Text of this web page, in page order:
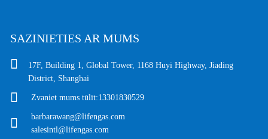
SAZINIETIES AR MUMS
17F, Building 1, Global Tower, 1168 Huyi Highway, Jiading
District, Shanghai
Zvaniet mums tūlīt:13301830529
barbarawang@lifengas.com
salesintl@lifengas.com